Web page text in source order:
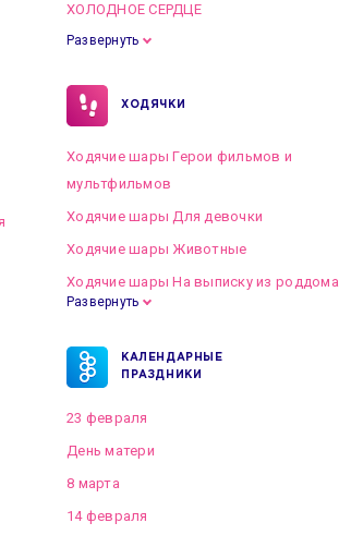
ХОЛОДНОЕ СЕРДЦЕ
Развернуть
ХОДЯЧКИ
Ходячие шары Герои фильмов и
мультфильмов
Ходячие шары Для девочки
Ходячие шары Животные
Ходячие шары На выписку из роддома
Развернуть
КАЛЕНДАРНЫЕ
ПРАЗДНИКИ
23 февраля
День матери
8 марта
14 февраля